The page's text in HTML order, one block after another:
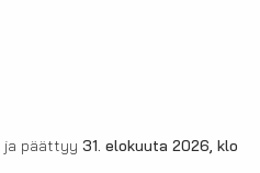
ja päättyy 31. elokuuta 2026, klo